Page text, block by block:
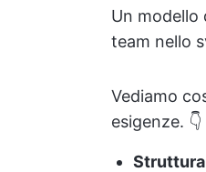
Un modello
team nello
Vediamo
esigenze. 👇